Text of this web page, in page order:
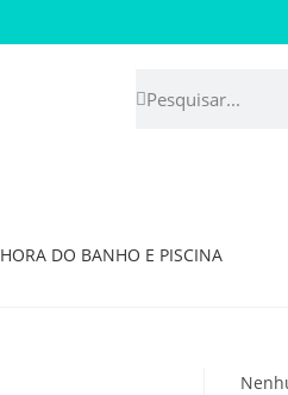
HORA DO BANHO E PISCINA